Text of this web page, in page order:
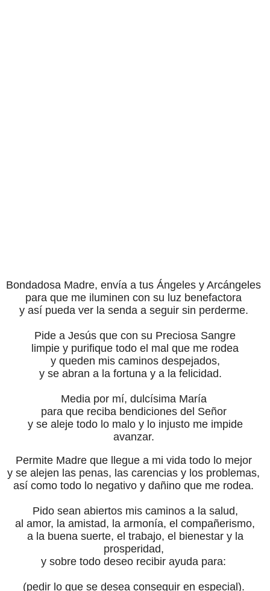
Bondadosa Madre, envía a tus Ángeles y Arcángeles
para que me iluminen con su luz benefactora
y así pueda ver la senda a seguir sin perderme.
Pide a Jesús que con su Preciosa Sangre
limpie y purifique todo el mal que me rodea
y queden mis caminos despejados,
y se abran a la fortuna y a la felicidad.
Media por mí, dulcísima María
para que reciba bendiciones del Señor
y se aleje todo lo malo y lo injusto me impide
avanzar.
Permite Madre que llegue a mi vida todo lo mejor
y se alejen las penas, las carencias y los problemas,
así como todo lo negativo y dañino que me rodea.
Pido sean abiertos mis caminos a la salud,
al amor, la amistad, la armonía, el compañerismo,
a la buena suerte, el trabajo, el bienestar y la
prosperidad,
y sobre todo deseo recibir ayuda para:
(pedir lo que se desea conseguir en especial).